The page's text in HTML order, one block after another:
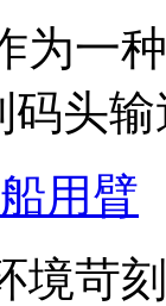
为一
码头
用臂
境苛